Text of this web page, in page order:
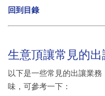
回到目錄
生意頂讓常見的出
以下是一些常見的出讓業
味，可參考一下：